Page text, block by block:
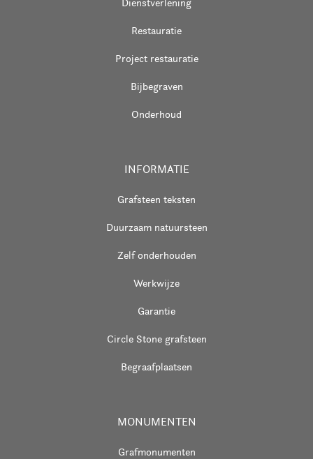
Restauratie
Project restauratie
Bijbegraven
Onderhoud
INFORMATIE
Grafsteen teksten
Duurzaam natuursteen
Zelf onderhouden
Werkwijze
Garantie
Circle Stone grafsteen
Begraafplaatsen
MONUMENTEN
Grafmonumenten